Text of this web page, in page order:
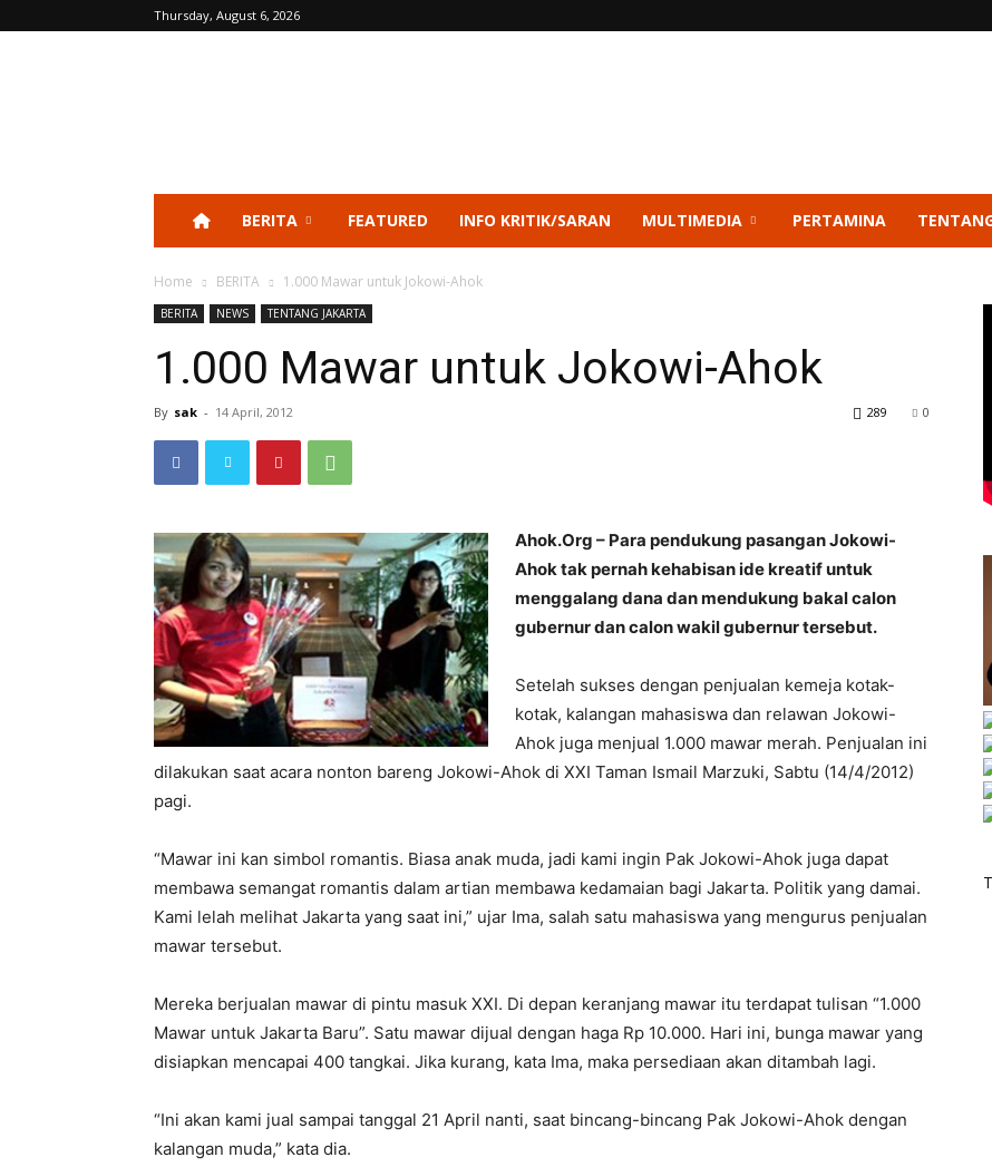
Thursday, August 6, 2026
BERITA FEATURED INFO KRITIK/SARAN MULTIMEDIA PERTAMINA
Home BERITA 1.000 Mawar untuk Jokowi-Ahok
BERITA NEWS TENTANG JAKARTA
1.000 Mawar untuk Jokowi-Ahok
By sak - 14 April, 2012 0
289
Ahok.Org – Para pendukung pasangan Jokowi-
Ahok tak pernah kehabisan ide kreatif untuk
menggalang dana dan mendukung bakal calon
gubernur dan calon wakil gubernur tersebut.
Setelah sukses dengan penjualan kemeja kotak-
kotak, kalangan mahasiswa dan relawan Jokowi-
Ahok juga menjual 1.000 mawar merah. Penjualan ini
dilakukan saat acara nonton bareng Jokowi-Ahok di XXI Taman Ismail Marzuki, Sabtu (14/4/2012)
pagi.
“Mawar ini kan simbol romantis. Biasa anak muda, jadi kami ingin Pak Jokowi-Ahok juga dapat
membawa semangat romantis dalam artian membawa kedamaian bagi Jakarta. Politik yang damai.
Kami lelah melihat Jakarta yang saat ini,” ujar Ima, salah satu mahasiswa yang mengurus penjualan
mawar tersebut.
Mereka berjualan mawar di pintu masuk XXI. Di depan keranjang mawar itu terdapat tulisan “1.000
Mawar untuk Jakarta Baru”. Satu mawar dijual dengan haga Rp 10.000. Hari ini, bunga mawar yang
disiapkan mencapai 400 tangkai. Jika kurang, kata Ima, maka persediaan akan ditambah lagi.
“Ini akan kami jual sampai tanggal 21 April nanti, saat bincang-bincang Pak Jokowi-Ahok dengan
kalangan muda,” kata dia.